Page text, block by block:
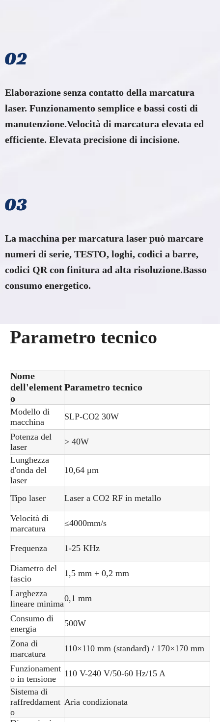
Elaborazione senza contatto della marcatura
laser. Funzionamento semplice e bassi costi di
manutenzione.Velocità di marcatura elevata ed
efficiente. Elevata precisione di incisione.​​​​​​​
La macchina per marcatura laser può marcare
numeri di serie, TESTO, loghi, codici a barre,
codici QR con finitura ad alta risoluzione.Basso
consumo energetico.
Parametro tecnico
Nome
dell'element
o
Parametro tecnico
Modello di
macchina
SLP-CO2 30W
Potenza del
laser
> 40W
Lunghezza
d'onda del
laser
10,64 μm
Tipo laser Laser a CO2 RF in metallo
Velocità di
marcatura
≤4000mm/s
Frequenza 1-25 KHz
Diametro del
fascio
1,5 mm + 0,2 mm
Larghezza
lineare minima
0,1 mm
Consumo di
energia
500W
Zona di
marcatura
110×110 mm (standard) / 170×170 mm
Funzionament
o in tensione
110 V-240 V/50-60 Hz/15 A
Sistema di
raffreddament
o
Aria condizionata